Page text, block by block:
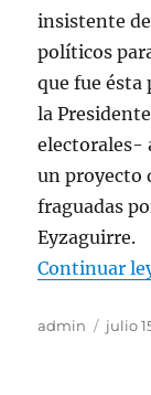
insistente
políticos
que fue
la
electorales-
un proyecto
fraguadas
Eyzaguirre.
Continuar
Autor
admin julio